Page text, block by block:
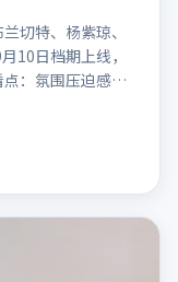
切特、杨紫琼、
10日档期上线，
：氛围压迫感
众。本片适合检
」「2023」
介与主创信息。